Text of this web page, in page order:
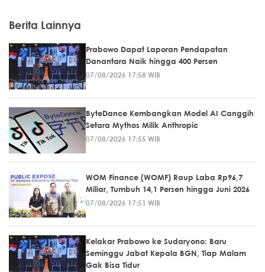
Berita Lainnya
Prabowo Dapat Laporan Pendapatan
Danantara Naik hingga 400 Persen
07/08/2026 17:58 WIB
ByteDance Kembangkan Model AI Canggih
Setara Mythos Milik Anthropic
07/08/2026 17:55 WIB
WOM Finance (WOMF) Raup Laba Rp96,7
Miliar, Tumbuh 14,1 Persen hingga Juni 2026
07/08/2026 17:51 WIB
Kelakar Prabowo ke Sudaryono: Baru
Seminggu Jabat Kepala BGN, Tiap Malam
Gak Bisa Tidur